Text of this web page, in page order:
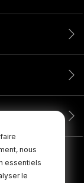
nous
essentiels
le